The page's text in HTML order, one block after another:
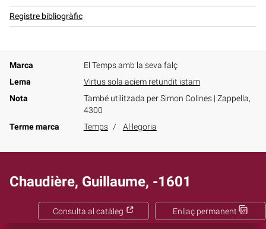
Registre bibliogràfic
Marca
El Temps amb la seva falç
Lema
Virtus sola aciem retundit istam
Nota
També utilitzada per Simon Colines | Zappella,
4300
Terme marca
Temps Al·legoria
Chaudière, Guillaume, -1601
Enllaç permanent
Consulta al catàleg